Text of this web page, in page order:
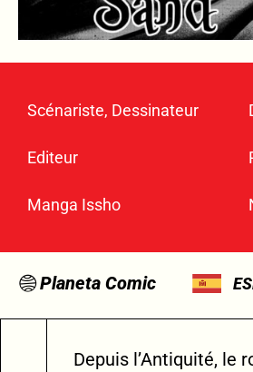
Scénariste, Dessinateur
Editeur
Manga Issho
Planeta Comic
Depuis l’Antiquité, le